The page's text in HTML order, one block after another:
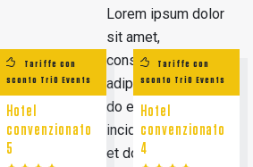
Lorem ipsum dolor
sit amet,
consectetur
adipiscing elit, sed
do eiusmod tempor
incididunt ut labore
et dolore magna
Tariffe con
sconto TriO Events
Hotel
convenzionato
5
Tariffe con
sconto TriO Events
Hotel
convenzionato
4